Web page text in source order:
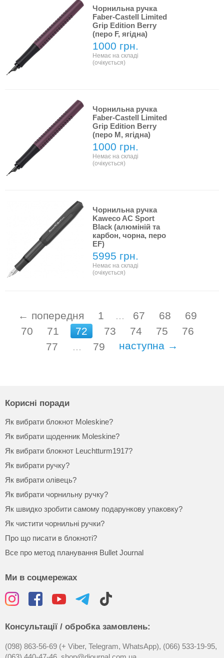
Чорнильна ручка
Faber-Castell Limited
Grip Edition Berry
(перо F, ягідна)
1000 грн.
Немає на складі
(очікується)
Чорнильна ручка
Faber-Castell Limited
Grip Edition Berry
(перо M, ягідна)
1000 грн.
Немає на складі
(очікується)
Чорнильна ручка
Kaweco AC Sport
Black (алюміній та
карбон, чорна, перо
EF)
5995 грн.
Немає на складі
(очікується)
← попередня 1 ... 67 68
69
70
71 72 73 74 75
76
77
... 79 наступна →
Корисні поради
Як вибрати блокнот Moleskine?
Як вибрати щоденник Moleskine?
Як вибрати блокнот Leuchtturm1917?
Як вибрати ручку?
Як вибрати олівець?
Як вибрати чорнильну ручку?
Як швидко зробити самому подарункову упаковку?
Як чистити чорнильні ручки?
Про що писати в блокноті?
Все про метод планування Bullet Journal
Ми в соцмережах
Консультації / обробка замовлень:
(098) 863-56-69 (+ Viber, Telegram, WhatsApp), (066) 533-19-95,